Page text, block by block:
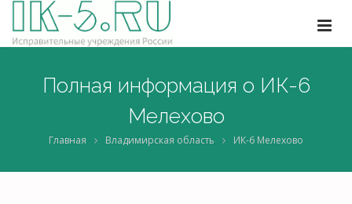
Полная информация о ИК-6
Мелехово
Главная Владимирская область ИК-6 Мелехово